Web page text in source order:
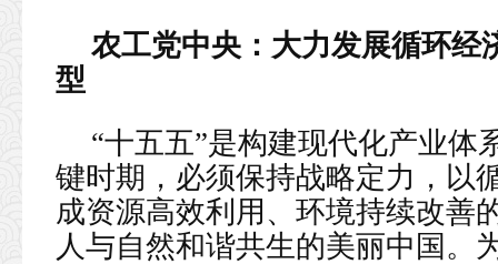
农工党中央：大力发展循环经
型
“十五五”是构建现代化产业体
键时期，必须保持战略定力，以
成资源高效利用、环境持续改善
人与自然和谐共生的美丽中国。